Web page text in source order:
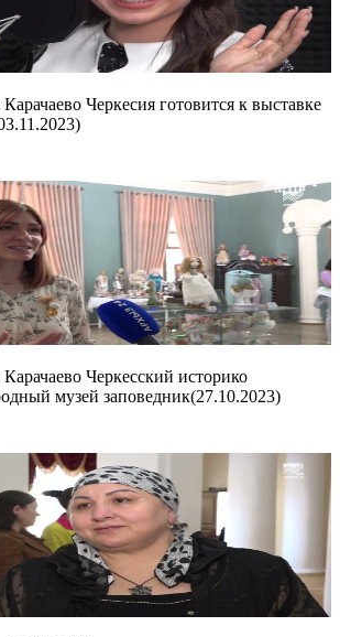
Черкесия готовится к выставке
Черкесский историко
музей заповедник(27.10.2023)